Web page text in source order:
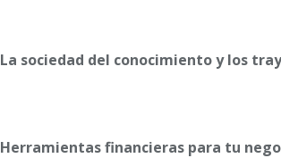
La sociedad del conocimiento y los
Herramientas financieras para tu